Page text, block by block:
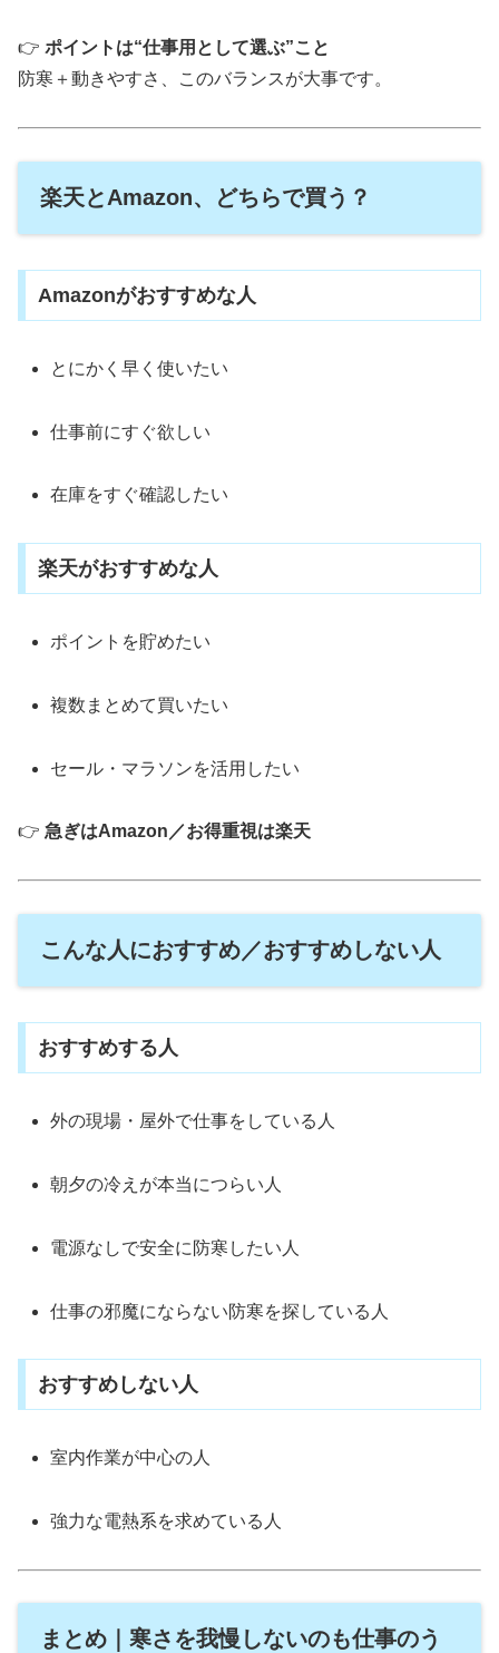
👉 ポイントは“仕事用として選ぶ”こと
防寒＋動きやすさ、このバランスが大事です。
楽天とAmazon、どちらで買う？
Amazonがおすすめな人
とにかく早く使いたい
仕事前にすぐ欲しい
在庫をすぐ確認したい
楽天がおすすめな人
ポイントを貯めたい
複数まとめて買いたい
セール・マラソンを活用したい
👉 急ぎはAmazon／お得重視は楽天
こんな人におすすめ／おすすめしない人
おすすめする人
外の現場・屋外で仕事をしている人
朝夕の冷えが本当につらい人
電源なしで安全に防寒したい人
仕事の邪魔にならない防寒を探している人
おすすめしない人
室内作業が中心の人
強力な電熱系を求めている人
まとめ｜寒さを我慢しないのも仕事のう